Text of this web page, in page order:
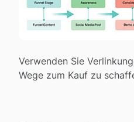
Verwenden Sie
Wege zum Kauf zu